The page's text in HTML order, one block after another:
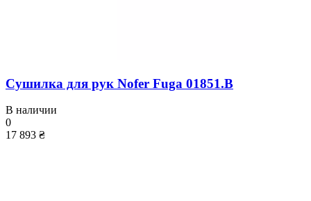
Сушилка для рук Nofer Fuga 01851.B
В наличии
0
17 893 ₴